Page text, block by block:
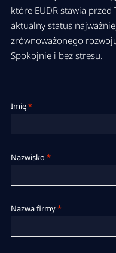
które EUDR stawia
aktualny status
zrównoważonego
Spokojnie i bez stresu.
Imię*
Nazwisko *
Nazwa firmy*